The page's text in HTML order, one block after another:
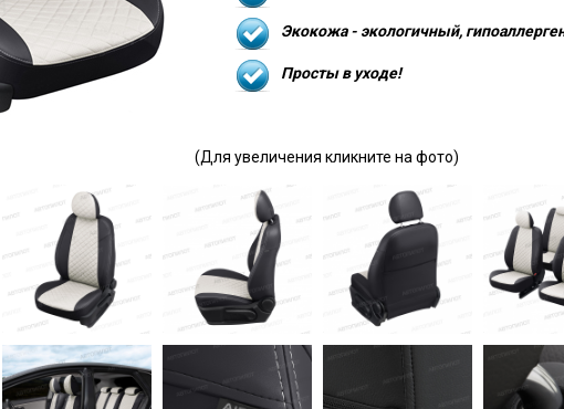
Экокожа - экологичный,
Просты в уходе!
(Для увеличения кликните на фото)